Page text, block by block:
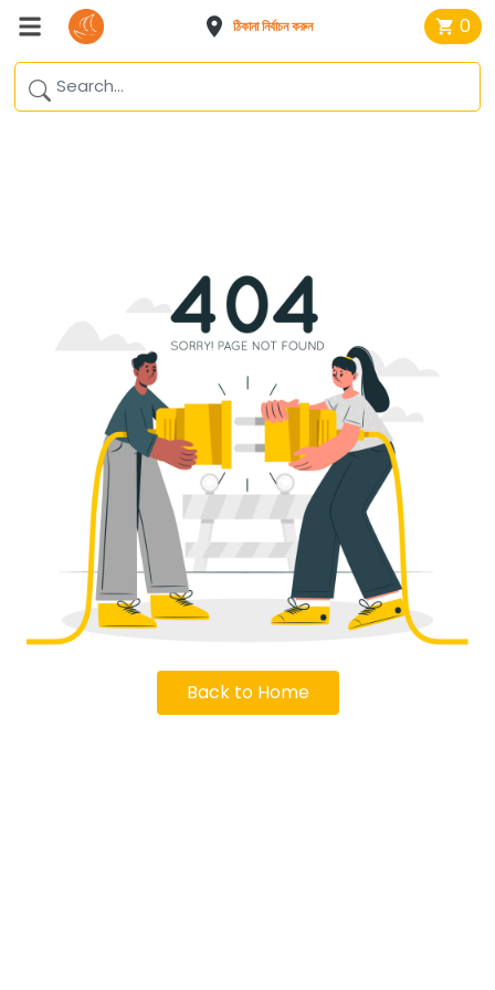
ঠিকানা নির্বাচন করুন 0
Back to Home